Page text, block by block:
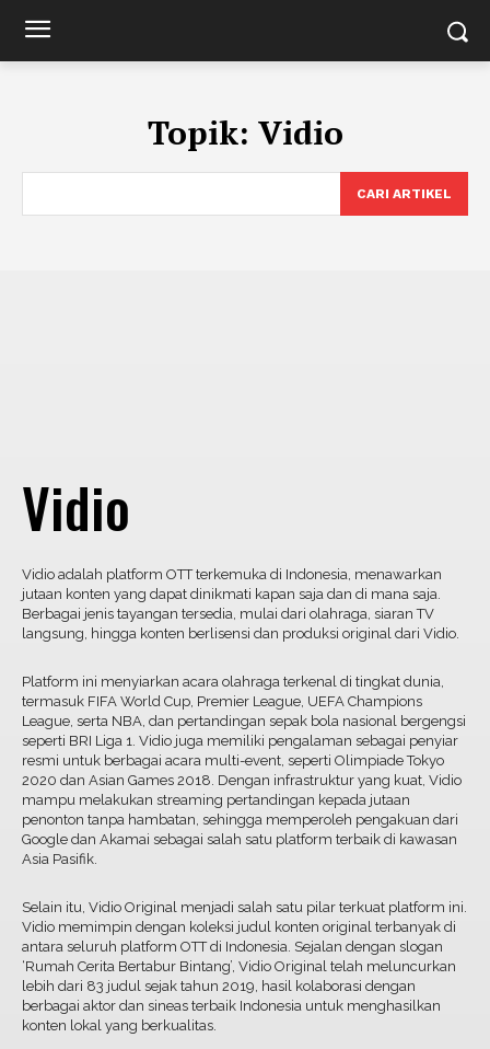
Topik: Vidio
CARI ARTIKEL
Vidio
Vidio adalah platform OTT terkemuka di Indonesia, menawarkan
jutaan konten yang dapat dinikmati kapan saja dan di mana saja.
Berbagai jenis tayangan tersedia, mulai dari olahraga, siaran TV
langsung, hingga konten berlisensi dan produksi original dari Vidio.
Platform ini menyiarkan acara olahraga terkenal di tingkat dunia,
termasuk FIFA World Cup, Premier League, UEFA Champions
League, serta NBA, dan pertandingan sepak bola nasional bergengsi
seperti BRI Liga 1. Vidio juga memiliki pengalaman sebagai penyiar
resmi untuk berbagai acara multi-event, seperti Olimpiade Tokyo
2020 dan Asian Games 2018. Dengan infrastruktur yang kuat, Vidio
mampu melakukan streaming pertandingan kepada jutaan
penonton tanpa hambatan, sehingga memperoleh pengakuan dari
Google dan Akamai sebagai salah satu platform terbaik di kawasan
Asia Pasifik.
Selain itu, Vidio Original menjadi salah satu pilar terkuat platform ini.
Vidio memimpin dengan koleksi judul konten original terbanyak di
antara seluruh platform OTT di Indonesia. Sejalan dengan slogan
‘Rumah Cerita Bertabur Bintang’, Vidio Original telah meluncurkan
lebih dari 83 judul sejak tahun 2019, hasil kolaborasi dengan
berbagai aktor dan sineas terbaik Indonesia untuk menghasilkan
konten lokal yang berkualitas.